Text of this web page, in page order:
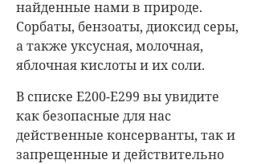
найденные нами в природе.
Сорбаты, бензоаты, диоксид серы,
а также уксусная, молочная,
яблочная кислоты и их соли.
В списке Е200-Е299 вы увидите
как безопасные для нас
действенные консерванты, так и
запрещенные и действительно